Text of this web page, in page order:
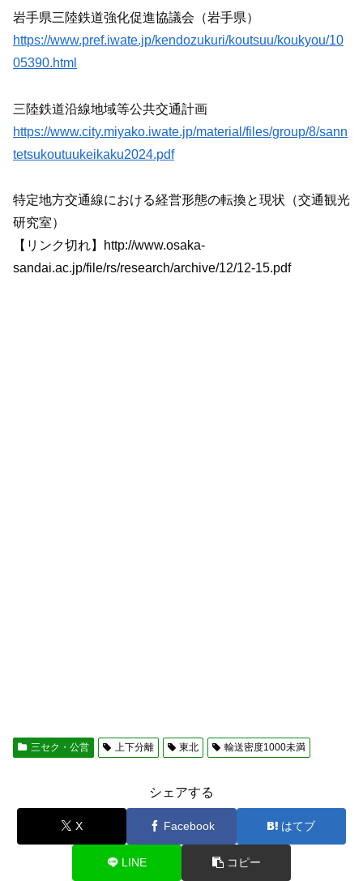
岩手県三陸鉄道強化促進協議会（岩手県）
https://www.pref.iwate.jp/kendozukuri/koutsuu/koukyou/10
05390.html
三陸鉄道沿線地域等公共交通計画
https://www.city.miyako.iwate.jp/material/files/group/8/sann
tetsukoutuukeikaku2024.pdf
特定地方交通線における経営形態の転換と現状（交通観光
研究室）
【リンク切れ】http://www.osaka-
sandai.ac.jp/file/rs/research/archive/12/12-15.pdf
三セク・公営 上下分離 東北 輸送密度1000未満
シェアする
X Facebook はてブ
LINE コピー